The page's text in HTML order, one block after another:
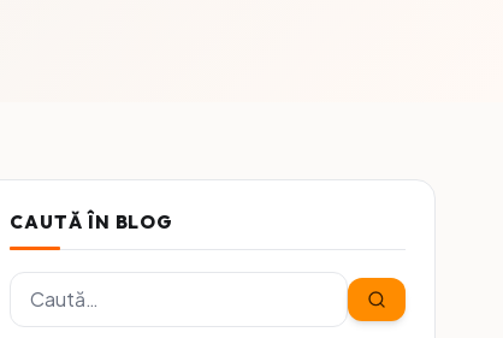
CAUTĂ ÎN BLOG